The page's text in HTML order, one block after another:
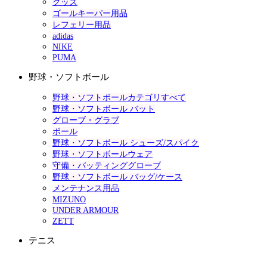
グッズ
ゴールキーパー用品
レフェリー用品
adidas
NIKE
PUMA
野球・ソフトボール
野球・ソフトボールカテゴリすべて
野球・ソフトボール バット
グローブ・グラブ
ボール
野球・ソフトボール シューズ/スパイク
野球・ソフトボールウェア
守備・バッティンググローブ
野球・ソフトボール バッグ/ケース
メンテナンス用品
MIZUNO
UNDER ARMOUR
ZETT
テニス